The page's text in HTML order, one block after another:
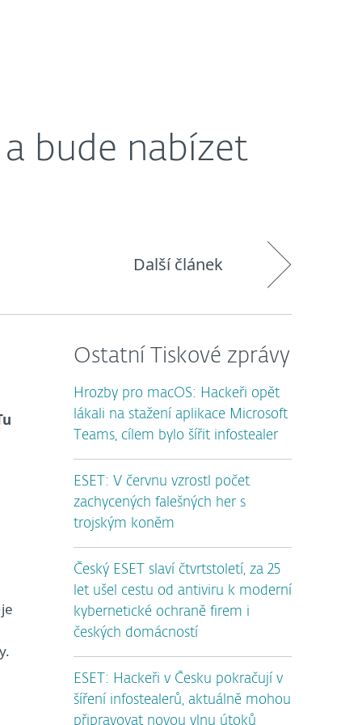
a bude nabízet
Další článek
Ostatní Tiskové zprávy
Hrozby pro macOS: Hackeři opět
lákali na stažení aplikace Microsoft
Teams, cílem bylo šířit infostealer
ESET: V červnu vzrostl počet
zachycených falešných her s
trojským koněm
Český ESET slaví čtvrtstoletí, za 25
let ušel cestu od antiviru k moderní
kybernetické ochraně firem i
českých domácností
ESET: Hackeři v Česku pokračují v
šíření infostealerů, aktuálně mohou
připravovat novou vlnu útoků